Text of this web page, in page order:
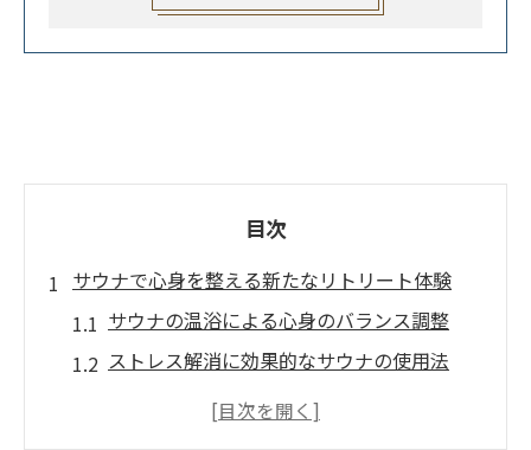
目次
サウナで心身を整える新たなリトリート体験
サウナの温浴による心身のバランス調整
ストレス解消に効果的なサウナの使用法
リトリート体験としてのサウナの位置づけ